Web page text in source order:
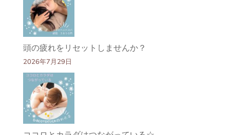
頭の疲れをリセットしませんか？
2026年7月29日